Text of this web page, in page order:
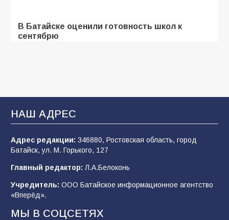
В Батайске оценили готовность школ к
сентябрю
образовательного кластера
106 05.08.2026
«Мобилизация или набор?» Что на самом
деле происходит в армии России в августе
2026 года
101 03.08.2026
НАШ АДРЕС
Адрес редакции: 346880, Ростовская область, город
Батайск, ул. М. Горького, 127
Главный редактор: Л.А.Белоконь
Учредитель: ООО Батайское информационное агентство
«Вперёд».
МЫ В СОЦСЕТЯХ